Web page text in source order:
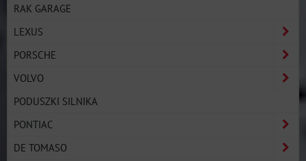
RAK GARAGE
LEXUS
PORSCHE
VOLVO
PODUSZKI SILNIKA
PONTIAC
DE TOMASO